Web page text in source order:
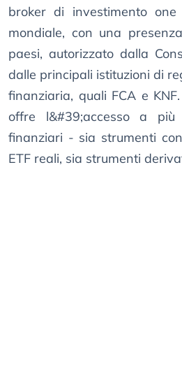
broker di investimento
mondiale, con una
paesi, autorizzato dalla
dalle principali istituzioni di
finanziaria, quali FCA e
offre l&#39;accesso a
finanziari - sia strumenti
ETF reali, sia strumenti